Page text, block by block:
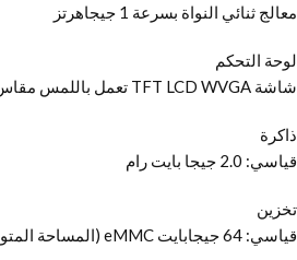
معالج ثنائي النواة بسرعة 1 جيجاهرتز
لوحة التحكم
شاشة TFT LCD WVGA تعمل باللمس مقاس 17.8 سم / 7 بوصة
ذاكرة
قياسي: 2.0 جيجا بايت رام
تخزين
قياسي: 64 جيجابايت eMMC (المساحة المتوفرة 30 جيجابايت)